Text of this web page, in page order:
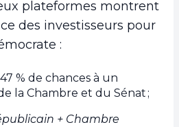
plateformes montrent
des investisseurs pour
:
47 % de chances à un
la Chambre et du Sénat ;
+ Chambre